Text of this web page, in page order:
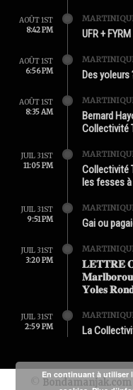
AOÛT 1ST
8:42 PM
UFR +
AOÛT 1ST
6:56 PM
Des yoleurs
AOÛT 1ST
8:35 AM
Bernard
Collectivité
JUIL 31ST
11:05 PM
Collectivité
les fesses à
JUIL 31ST
9:51 PM
Gai ou
JUIL 31ST
3:20 PM
𝐋𝐄𝐓𝐓𝐑𝐄
𝐘𝐨𝐥𝐞𝐬
JUIL 31ST
2:59 PM
La
Bondamanjak.com
En continuant à utiliser